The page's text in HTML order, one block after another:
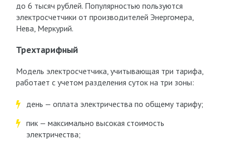
до 6 тысяч рублей. Популярностью пользуются
электросчетчики от производителей Энергомера,
Нева, Меркурий.
Трехтарифный
Модель электросчетчика, учитывающая три тарифа,
работает с учетом разделения суток на три зоны:
день — оплата электричества по общему тарифу;
пик — максимально высокая стоимость
электричества;